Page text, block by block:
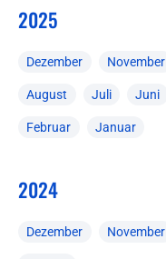
2025
Dezember November
August Juli Juni
Februar Januar
2024
Dezember November